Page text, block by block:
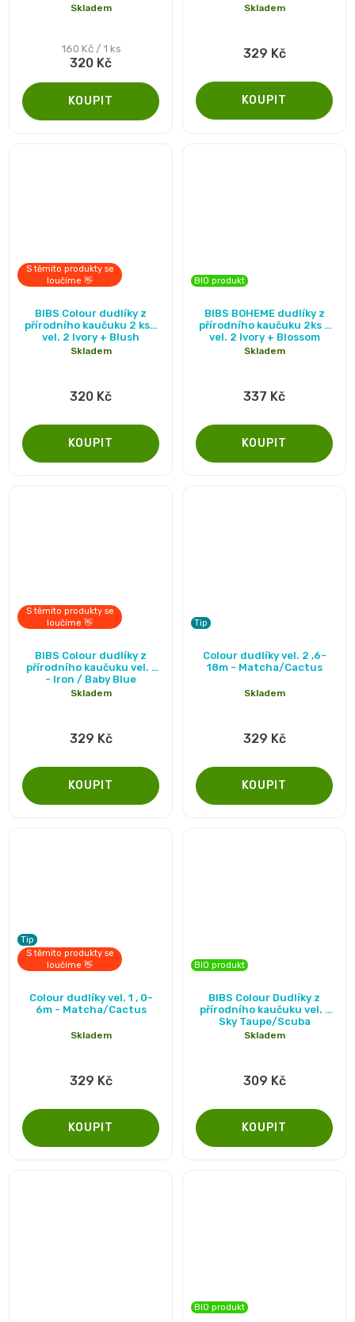
Nature
Mušelinové
na
pleny
podle
velikosti
5,0
z
5
hvězdiček.
Skladem
320 Kč
Měrná
cena:
160 Kč / 1 ks
Skladem
329 Kč
S těmito produkty se
loučíme 👋
BIBS Colour dudlíky z
přírodního kaučuku 2 ks -
vel. 2 Ivory + Blush
Skladem
320 Kč
BIO produkt
BIBS BOHEME dudlíky z
přírodního kaučuku 2ks -
vel. 2 Ivory + Blossom
hodnocení
produktu
hvězdiček.
Skladem
337 Kč
S těmito produkty se
loučíme 👋
BIBS Colour dudlíky z
přírodního kaučuku vel. 1
- Iron / Baby Blue
Skladem
329 Kč
Tip
Colour dudlíky vel. 2 ,6-
18m - Matcha/Cactus
Skladem
329 Kč
Tip
S těmito produkty se
loučíme 👋
Colour dudlíky vel. 1 , 0-
6m - Matcha/Cactus
Skladem
329 Kč
BIO produkt
BIBS Colour Dudlíky z
přírodního kaučuku vel. 1
Sky Taupe/Scuba
Skladem
309 Kč
BIO produkt